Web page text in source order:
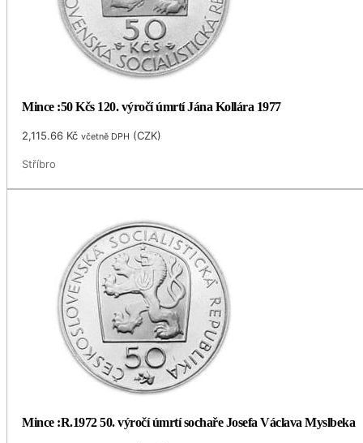
Mince :50 Kčs 120. výročí úmrtí Jána Kollára 1977
2,115.66 Kč včetně DPH (CZK)
Stříbro
Mince :R.1972 50. výročí úmrtí sochaře Josefa Václava Myslbeka